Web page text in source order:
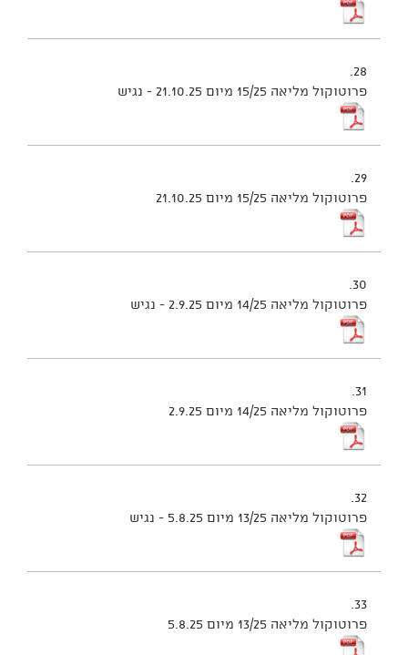
28.
פרוטוקול מליאה 15/25 מיום 21.10.25 - נגיש
29.
פרוטוקול מליאה 15/25 מיום 21.10.25
30.
פרוטוקול מליאה 14/25 מיום 2.9.25 - נגיש
31.
פרוטוקול מליאה 14/25 מיום 2.9.25
32.
פרוטוקול מליאה 13/25 מיום 5.8.25 - נגיש
33.
פרוטוקול מליאה 13/25 מיום 5.8.25